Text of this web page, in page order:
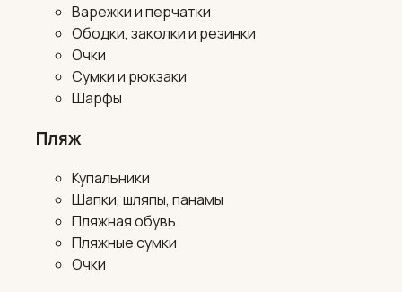
Варежки и перчатки
Ободки, заколки и резинки
Очки
Сумки и рюкзаки
Шарфы
Пляж
Купальники
Шапки, шляпы, панамы
Пляжная обувь
Пляжные сумки
Очки